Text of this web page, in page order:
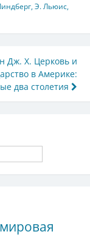
,Э. Льюис,
Дж. Х. Церковь и
в Америке:
два столетия